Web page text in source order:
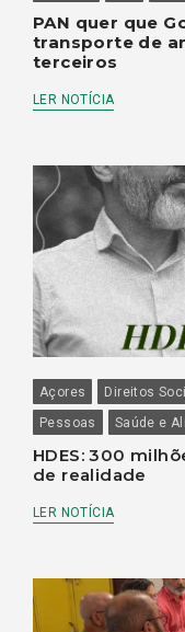
PAN quer que
transporte de
terceiros
LER NOTÍCIA
Açores Direitos
Pessoas
Saúde e
HDES: 300
de realidade
LER NOTÍCIA